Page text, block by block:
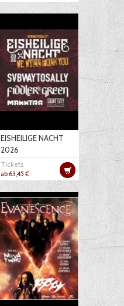
EISHEILIGE NACHT
2026
Tickets
ab 63,45 €